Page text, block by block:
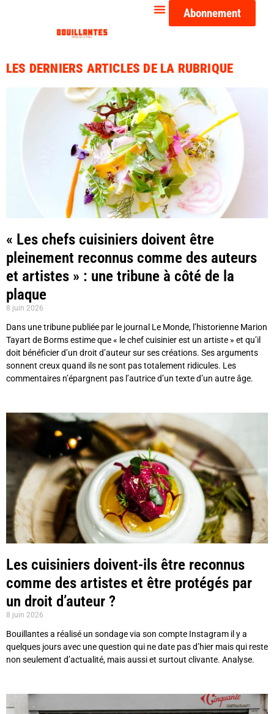
Abonnement
LES DERNIERS ARTICLES DE LA RUBRIQUE
« Les chefs cuisiniers doivent être
pleinement reconnus comme des auteurs
et artistes » : une tribune à côté de la
plaque
8 juin 2026
Dans une tribune publiée par le journal Le Monde, l’historienne Marion
Tayart de Borms estime que « le chef cuisinier est un artiste » et qu’il
doit bénéficier d’un droit d’auteur sur ses créations. Ses arguments
sonnent creux quand ils ne sont pas totalement ridicules. Les
commentaires n’épargnent pas l’autrice d’un texte d’un autre âge.
Les cuisiniers doivent-ils être reconnus
comme des artistes et être protégés par
un droit d’auteur ?
8 juin 2026
Bouillantes a réalisé un sondage via son compte Instagram il y a
quelques jours avec une question qui ne date pas d’hier mais qui reste
non seulement d’actualité, mais aussi et surtout clivante. Analyse.